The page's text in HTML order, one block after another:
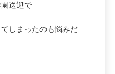
送迎で
しまったのも悩みだ